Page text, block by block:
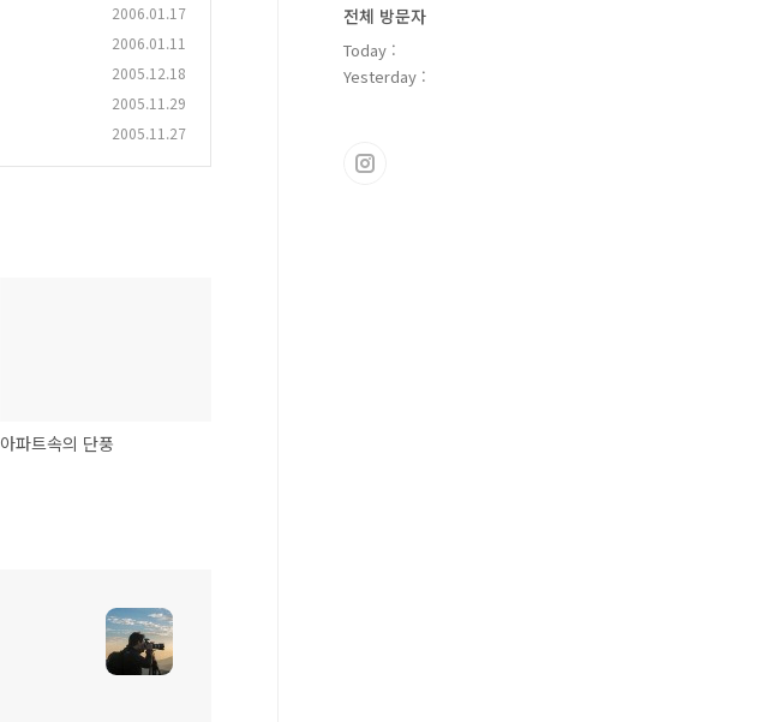
2006.01.17
2006.01.11
2005.12.18
2005.11.29
2005.11.27
아파트속의 단풍
전체 방문자
Today :
Yesterday :